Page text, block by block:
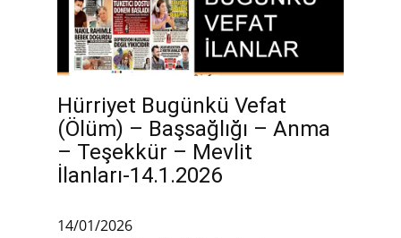
Hürriyet Bugünkü Vefat
(Ölüm) – Başsağlığı – Anma
– Teşekkür – Mevlit
İlanları-14.1.2026
14/01/2026